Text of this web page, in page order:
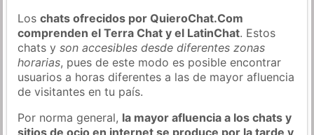
Loschats ofrecidos por QuieroChat.Com
comprenden el Terra Chat y el LatinChat. Estos
chats yson accesibles desde diferentes zonas
horarias, pues de este modo es posible encontrar
usuarios a horas diferentes a las de mayor afluencia
de visitantes en tu país.
Por norma general, la mayor afluencia a los chats y
sitios de ocio en internet se produce por la tarde y